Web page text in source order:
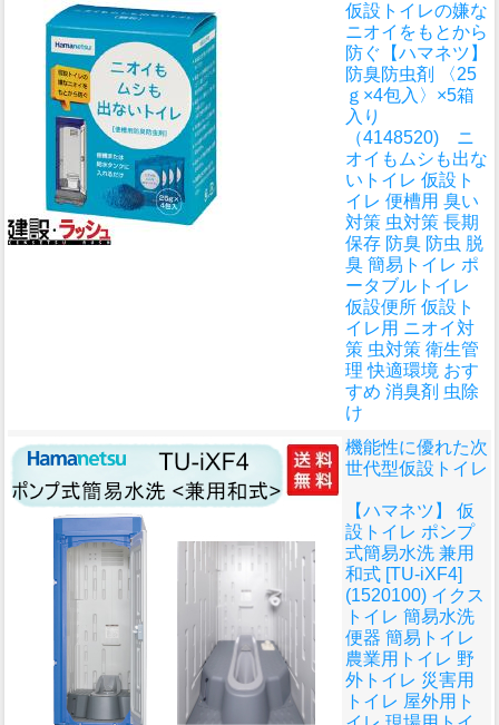
仮設トイレの嫌な
ニオイをもとから
防ぐ 【ハマネツ】
防臭防虫剤 〈25
ｇ×4包入〉×5箱
入り
（4148520) ニ
オイもムシも出な
いトイレ 仮設ト
イレ 便槽用 臭い
対策 虫対策 長期
保存 防臭 防虫 脱
臭 簡易トイレ ポ
ータブルトイレ
仮設便所 仮設ト
イレ用 ニオイ対
策 虫対策 衛生管
理 快適環境 おす
すめ 消臭剤 虫除
け
機能性に優れた次
世代型仮設トイレ
【ハマネツ】 仮
設トイレ ポンプ
式簡易水洗 兼用
和式 [TU-iXF4]
(1520100) イクス
トイレ 簡易水洗
便器 簡易トイレ
農業用トイレ 野
外トイレ 災害用
トイレ 屋外用ト